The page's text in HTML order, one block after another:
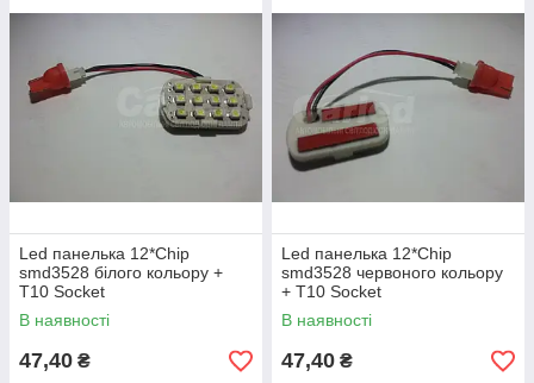
Led панелька 12*Chip
smd3528 білого кольору +
T10 Socket
В наявності
47,40 ₴
Led панелька 12*Chip
smd3528 червоного кольору
+ T10 Socket
В наявності
47,40 ₴